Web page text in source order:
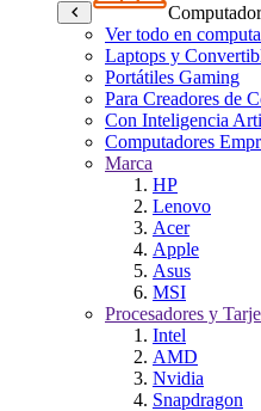
Ver todo en
Laptops y
Portátiles Gaming
Para Creadores de
Con Inteligencia
Computadores
Marca
HP
Lenovo
Acer
Apple
Asus
MSI
Procesadores y
Intel
AMD
Nvidia
Snapdragon